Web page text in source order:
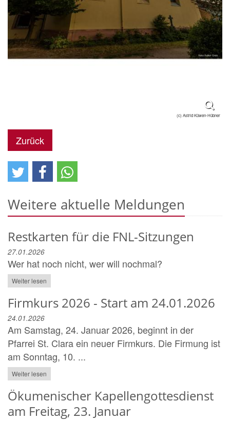
(c) Astrid Küwen-Hübner
Zurück
Weitere aktuelle Meldungen
Restkarten für die FNL-Sitzungen
27.01.2026
Wer hat noch nicht, wer will nochmal?
Weiter lesen
Firmkurs 2026 - Start am 24.01.2026
24.01.2026
Am Samstag, 24. Januar 2026, beginnt in der
Pfarrei St. Clara ein neuer Firmkurs. Die Firmung ist
am Sonntag, 10. ...
Weiter lesen
Ökumenischer Kapellengottesdienst
am Freitag, 23. Januar